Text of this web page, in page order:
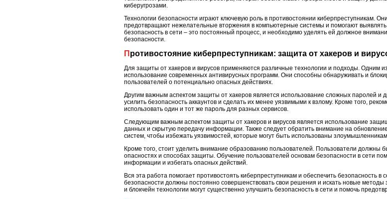
киберугрозами.
Технологии безопасности играют ключевую роль в противостоянии киберпреступникам.
предотвращают нежелательные вторжения в компьютерные системы и помогают
безопасность в сети – это постоянный процесс, и необходимо уделять ей должное
безопасности.
Противостояние киберпреступникам: защита от хакеров и
Для защиты от хакеров и вирусов применяются различные технологии и подходы. Одним
использование современных антивирусных программ. Они способны обнаруживать и
пользователей о потенциально опасных действиях.
Другим важным аспектом защиты от хакеров является использование сложных паролей и
усилить безопасность аккаунтов и сделать их менее уязвимыми к взлому. Кроме того,
использовать один и тот же пароль для разных сервисов.
Следующим важным аспектом защиты от хакеров и вирусов является использование
данных и скрытую передачу информации. Также следует обратить внимание на
систем, чтобы избежать уязвимостей, которые могут быть использованы
Кроме того, стоит уделить внимание образованию пользователей. Пользователи должны
опасностях и способах защиты. Обучение пользователей основам безопасности в сети
информации и избегать опасных действий.
Вся эта работа помогает противостоять киберпреступникам и обеспечить безопасность в
безопасности должны постоянно совершенствовать свои решения и искать новые методы
и блокчейн технологии могут существенно улучшить безопасность в сети и помочь